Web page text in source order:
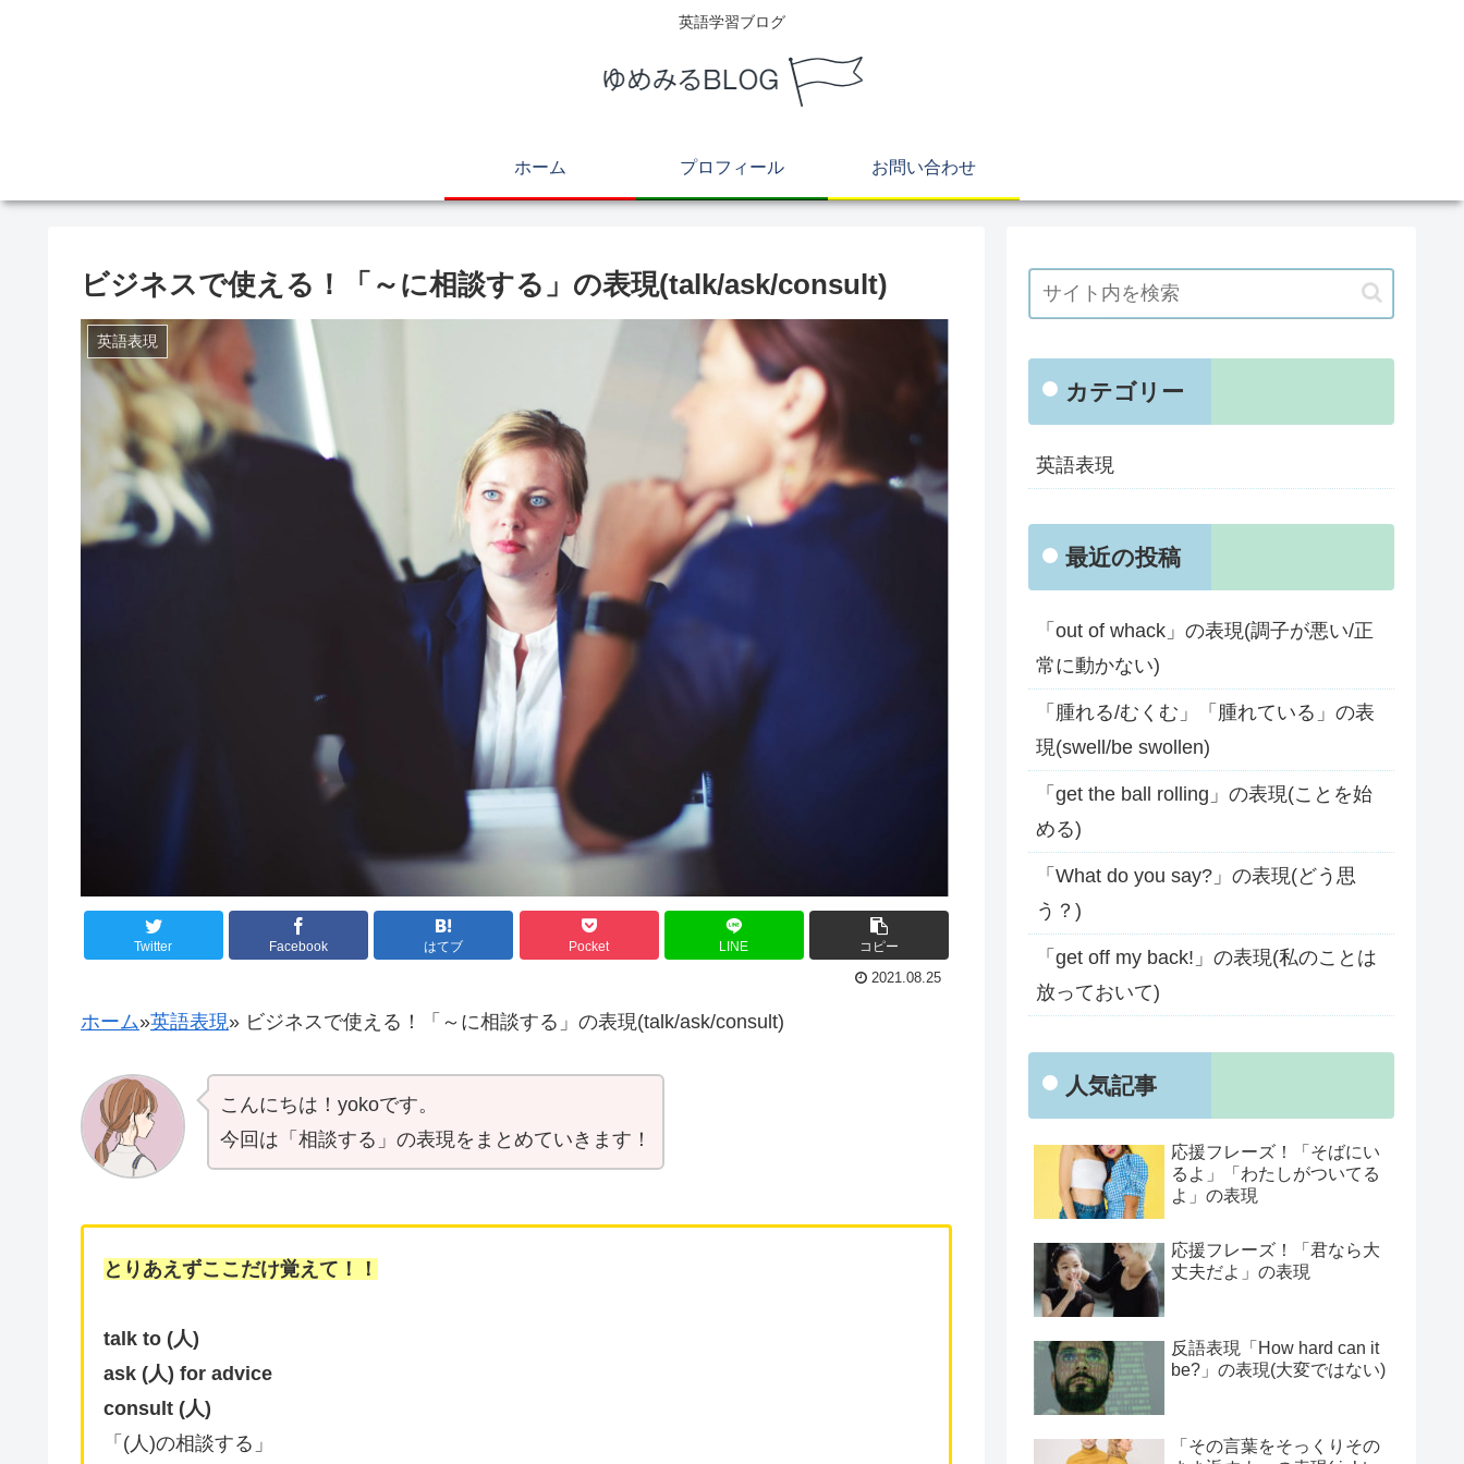
英語学習ブログ
ホーム プロフィール お問い合わせ
ビジネスで使える！「～に相談する」の表現(talk/ask/consult)
英語表現
Twitter Facebook はてブ Pocket LINE コピー
2021.08.25
ホーム»英語表現» ビジネスで使える！「～に相談する」の表現(talk/ask/consult)
こんにちは！yokoです。
今回は「相談する」の表現をまとめていきます！
とりあえずここだけ覚えて！！
talk to (人)
ask (人) for advice
consult (人)
「(人)の相談する」
カテゴリー
英語表現
最近の投稿
「out of whack」の表現(調子が悪い/正
常に動かない)
「腫れる/むくむ」「腫れている」の表
現(swell/be swollen)
「get the ball rolling」の表現(ことを始
める)
「What do you say?」の表現(どう思
う？)
「get off my back!」の表現(私のことは
放っておいて)
人気記事
応援フレーズ！「そばにい
るよ」「わたしがついてる
よ」の表現
応援フレーズ！「君なら大
丈夫だよ」の表現
反語表現「How hard can it
be?」の表現(大変ではない)
「その言葉をそっくりその